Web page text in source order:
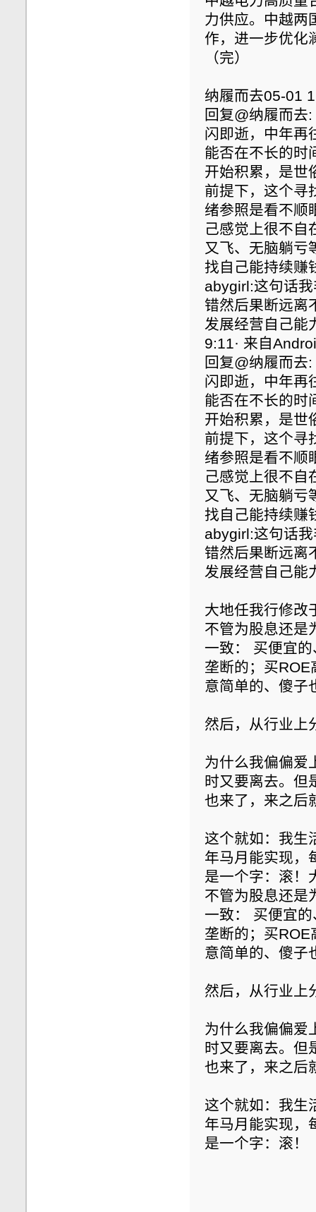
力供应。中越两
作，进一步优化
（完）
纳履而去05-01
回复@纳履而去
闪即逝，中年再
能否在不长的时
开始积累，是世
前提下，这个寻
绪参照是看不顺
己感觉上很不自
又飞、无脑躺亏
找自己能持续赚
abygirl:这句话
错然后果断远离
发展经营自己能
9:11· 来自
回复@纳履而去
闪即逝，中年再
能否在不长的时
开始积累，是世
前提下，这个寻
绪参照是看不顺
己感觉上很不自
又飞、无脑躺亏
找自己能持续赚
abygirl:这句话
错然后果断远离
发展经营自己能
大地任我行修改
不管为股息还是
一致： 买便宜
垄断的；买
意简单的、傻子
然后，从行业上
为什么我偏偏爱
时又要离去。但
也来了，来之后
这个就如：我生
年马月能实现，
是一个字：滚！
不管为股息还是
一致： 买便宜
垄断的；买
意简单的、傻子
然后，从行业上
为什么我偏偏爱
时又要离去。但
也来了，来之后
这个就如：我生
年马月能实现，
是一个字：滚！